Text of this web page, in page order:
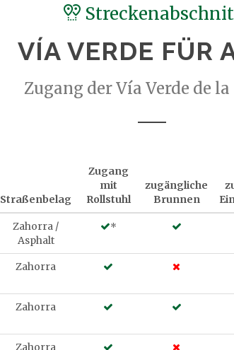
VÍA VERDE FÜR
Zugang der Vía Verde de
Straßenbelag
Zugang
mit
Rollstuhl
zugängliche
Brunnen
Zahorra /
Asphalt
*
Zahorra
Zahorra
Zahorra